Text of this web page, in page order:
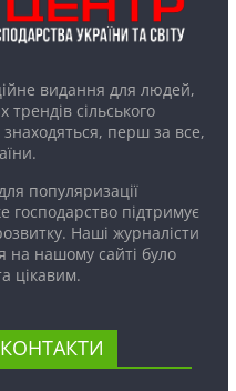
видання для людей,
трендів сільського
перш за все,
популяризації
господарство підтримує
Наші журналісти
на нашому сайті було
цікавим.
КОНТАКТИ